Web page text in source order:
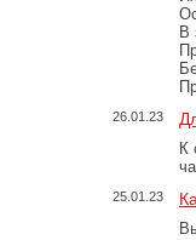
В
26.01.23
К
25.01.23